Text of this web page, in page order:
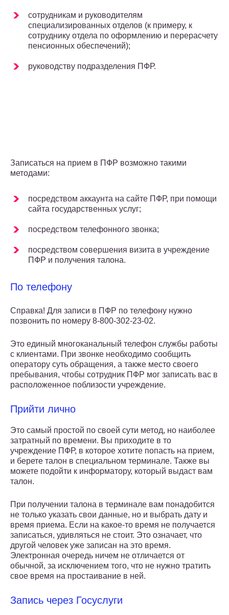
сотрудникам и руководителям
специализированных отделов (к примеру, к
сотруднику отдела по оформлению и перерасчету
пенсионных обеспечений);
руководству подразделения ПФР.
Записаться на прием в ПФР возможно такими
методами:
посредством аккаунта на сайте ПФР, при помощи
сайта государственных услуг;
посредством телефонного звонка;
посредством совершения визита в учреждение
ПФР и получения талона.
По телефону
Справка! Для записи в ПФР по телефону нужно
позвонить по номеру 8-800-302-23-02.
Это единый многоканальный телефон службы работы
с клиентами. При звонке необходимо сообщить
оператору суть обращения, а также место своего
пребывания, чтобы сотрудник ПФР мог записать вас в
расположенное поблизости учреждение.
Прийти лично
Это самый простой по своей сути метод, но наиболее
затратный по времени. Вы приходите в то
учреждение ПФР, в которое хотите попасть на прием,
и берете талон в специальном терминале. Также вы
можете подойти к информатору, который выдаст вам
талон.
При получении талона в терминале вам понадобится
не только указать свои данные, но и выбрать дату и
время приема. Если на какое-то время не получается
записаться, удивляться не стоит. Это означает, что
другой человек уже записан на это время.
Электронная очередь ничем не отличается от
обычной, за исключением того, что не нужно тратить
свое время на простаивание в ней.
Запись через Госуслуги